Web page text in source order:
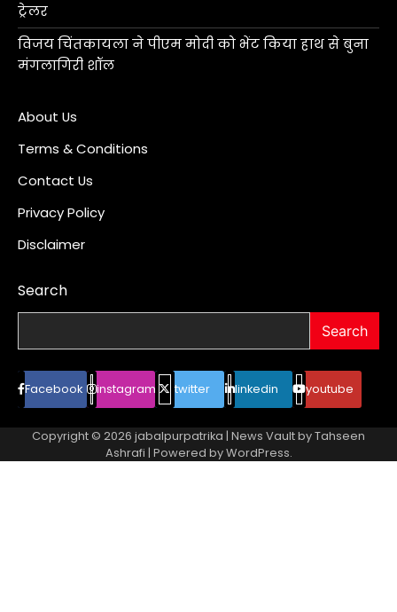
ट्रेलर
विजय चिंतकायला ने पीएम मोदी को भेंट किया हाथ से बुना
मंगलागिरी शॉल
About Us
Terms & Conditions
Contact Us
Privacy Policy
Disclaimer
Search
Search
Facebook instagram twitter linkedin youtube
Copyright © 2026 jabalpurpatrika | News Vault byTahseen
Ashrafi | Powered byWordPress.